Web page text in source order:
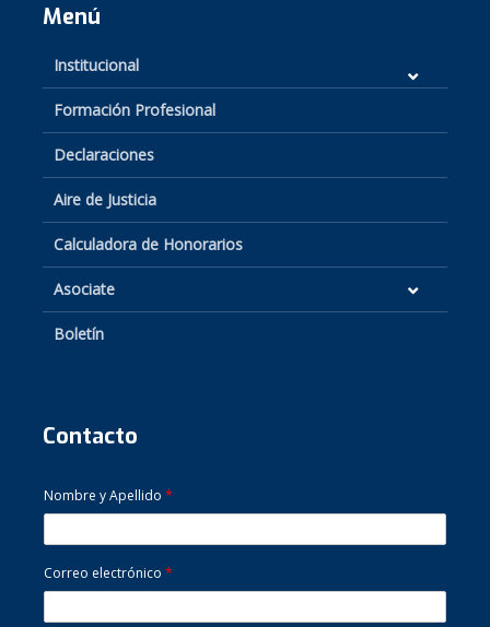
Menú
Institucional
Formación Profesional
Declaraciones
Aire de Justicia
Calculadora de Honorarios
Asociate
Boletín
Contacto
Nombre y Apellido *
Correo electrónico *